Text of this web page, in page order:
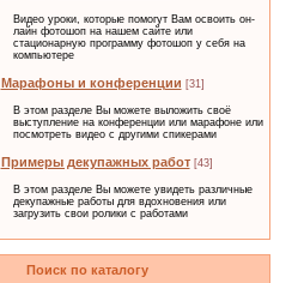
Видео уроки, которые помогут Вам освоить он-
лайн фотошоп на нашем сайте или
стационарную программу фотошоп у себя на
компьютере
Марафоны и конференции [31]
В этом разделе Вы можете выложить своё
выступление на конференции или марафоне или
посмотреть видео с другими спикерами
Примеры декупажных работ [43]
В этом разделе Вы можете увидеть различные
декупажные работы для вдохновения или
загрузить свои ролики с работами
Поиск по каталогу